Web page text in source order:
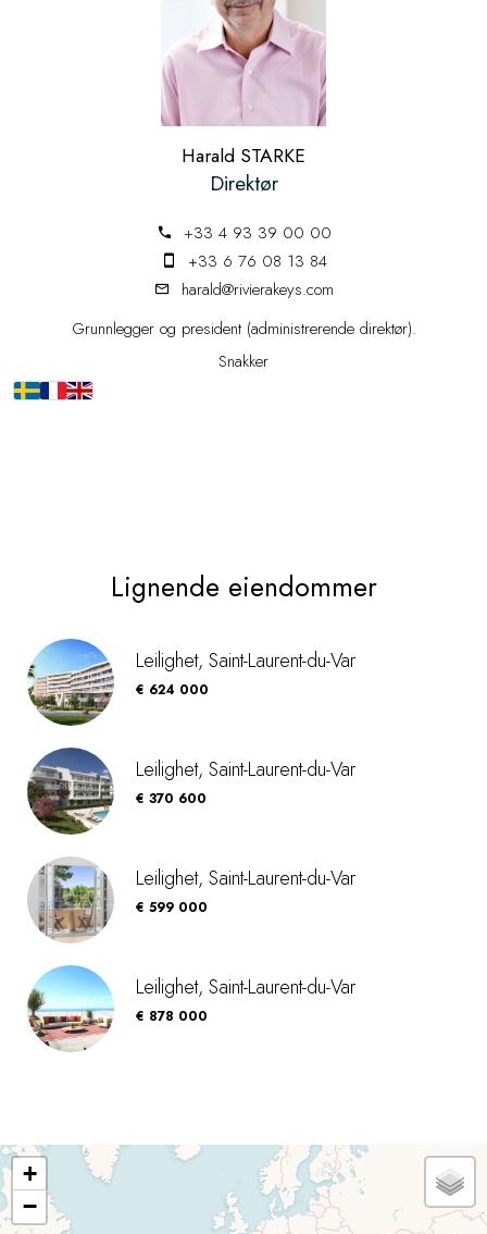
Harald STARKE
Direktør
+33 4 93 39 00 00
+33 6 76 08 13 84
harald@rivierakeys.com
Grunnlegger og president (administrerende direktør).
Snakker
Lignende eiendommer
Leilighet, Saint-Laurent-du-Var
€ 624 000
Leilighet, Saint-Laurent-du-Var
€ 370 600
Leilighet, Saint-Laurent-du-Var
€ 599 000
Leilighet, Saint-Laurent-du-Var
€ 878 000
+
−